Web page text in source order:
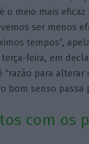
o meio mais eficaz
ser menos
tempos”,
feira, em
para alterar
bom senso passa
com os